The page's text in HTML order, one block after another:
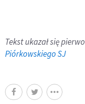
Tekst ukazał się
Piórkowskiego SJ